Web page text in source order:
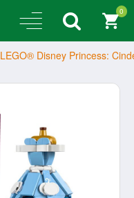
0
LEGO® Disney Princess: